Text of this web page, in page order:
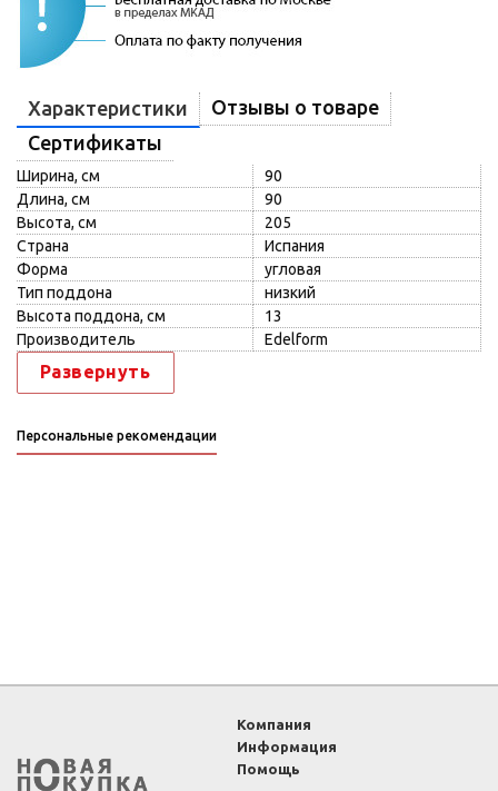
Характеристики
Отзывы о товаре
Сертификаты
Ширина, см
90
Длина, см
90
Высота, см
205
Страна
Испания
Форма
угловая
Тип поддона
низкий
Высота поддона, см
13
Производитель
Edelform
Развернуть
Персональные рекомендации
Компания
Информация
Помощь